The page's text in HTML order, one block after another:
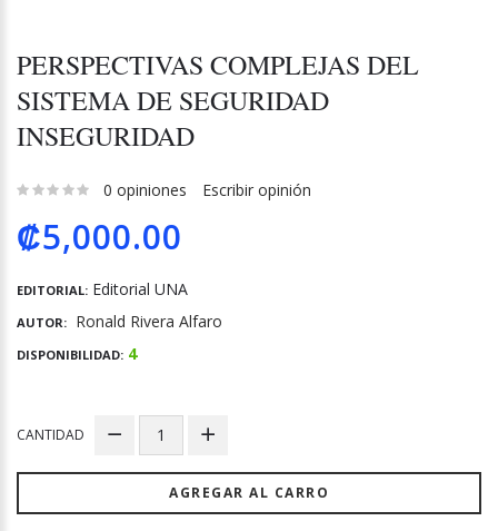
PERSPECTIVAS COMPLEJAS DEL
SISTEMA DE SEGURIDAD
INSEGURIDAD
0 opiniones Escribir opinión
₡5,000.00
EDITORIAL: Editorial UNA
AUTOR: Ronald Rivera Alfaro
DISPONIBILIDAD: 4
CANTIDAD
AGREGAR AL CARRO